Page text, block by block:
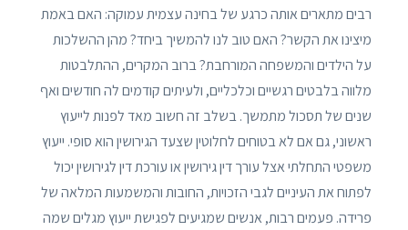
רבים מתארים אותה כרגע של בחינה עצמית עמוקה: האם באמת
מיצינו את הקשר? האם טוב לנו להמשיך ביחד? מהן ההשלכות
על הילדים והמשפחה המורחבת? ברוב המקרים, ההתלבטות
מלווה בלבטים רגשיים וכלכליים, ולעיתים קודמים לה חודשים ואף
שנים של תסכול מתמשך. בשלב זה חשוב מאד לפנות לייעוץ
ראשוני, גם אם לא בטוחים לחלוטין שצעד הגירושין הוא סופי. ייעוץ
משפטי התחלתי אצל עורך דין גירושין או עורכת דין לגירושין יכול
לפתוח את העיניים לגבי הזכויות, החובות והמשמעות המלאה של
פרידה. פעמים רבות, אנשים שמגיעים לפגישת ייעוץ מגלים שמה